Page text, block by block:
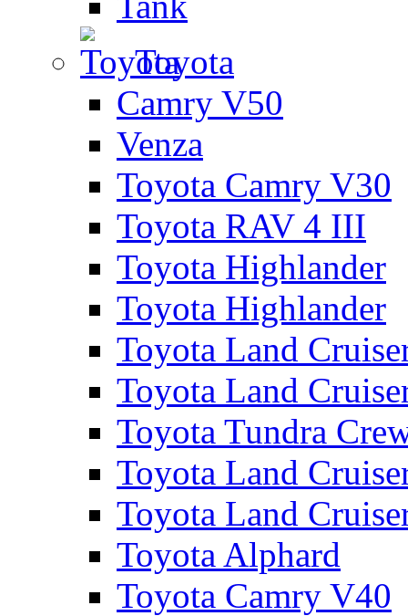
Toyota
Camry V50
Venza
Toyota Camry V30
Toyota RAV 4 III
Toyota Highlander
Toyota Highlander
Toyota Land
Toyota Land
Toyota Tundra
Toyota Land
Toyota Land
Toyota Alphard
Toyota Camry V40